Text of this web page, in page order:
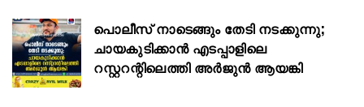
പൊലീസ് നാടെങ്ങും തേടി നടക്കുന്നു;
ചായകുടിക്കാൻ എടപ്പാളിലെ
റസ്റ്ററന്റിലെത്തി അർജുൻ ആയങ്കി